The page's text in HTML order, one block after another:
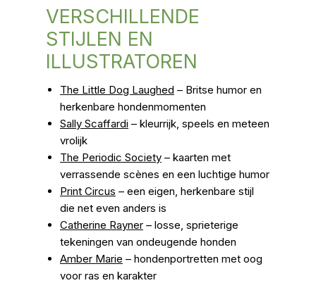
VERSCHILLENDE
STIJLEN EN
ILLUSTRATOREN
The Little Dog Laughed – Britse humor en
herkenbare hondenmomenten
Sally Scaffardi – kleurrijk, speels en meteen
vrolijk
The Periodic Society – kaarten met
verrassende scènes en een luchtige humor
Print Circus – een eigen, herkenbare stijl
die net even anders is
Catherine Rayner – losse, sprieterige
tekeningen van ondeugende honden
Amber Marie – hondenportretten met oog
voor ras en karakter